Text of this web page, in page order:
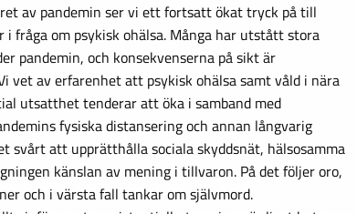
av pandemin ser vi ett fortsatt ökat tryck på till
i fråga om psykisk ohälsa. Många har utstått stora
pandemin, och konsekvenserna på sikt är
vet av erfarenhet att psykisk ohälsa samt våld i nära
utsatthet tenderar att öka i samband med
fysiska distansering och annan långvarig
svårt att upprätthålla sociala skyddsnät, hälsosamma
känslan av mening i tillvaron. På det följer oro,
och i värsta fall tankar om självmord.